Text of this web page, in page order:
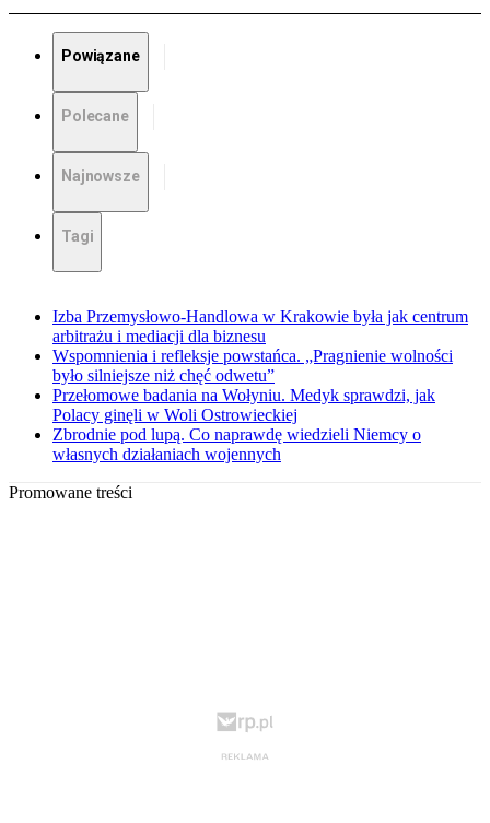
Powiązane
Polecane
Najnowsze
Tagi
Izba Przemysłowo-Handlowa w Krakowie była jak centrum
arbitrażu i mediacji dla biznesu
Wspomnienia i refleksje powstańca. „Pragnienie wolności
było silniejsze niż chęć odwetu”
Przełomowe badania na Wołyniu. Medyk sprawdzi, jak
Polacy ginęli w Woli Ostrowieckiej
Zbrodnie pod lupą. Co naprawdę wiedzieli Niemcy o
własnych działaniach wojennych
Promowane treści